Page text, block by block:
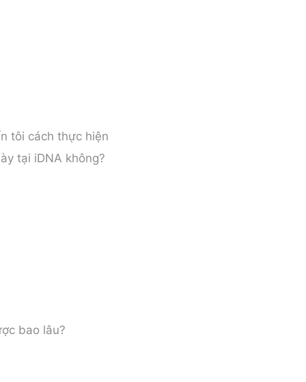
tôi cách thực hiện
tại iDNA không?
bao lâu?